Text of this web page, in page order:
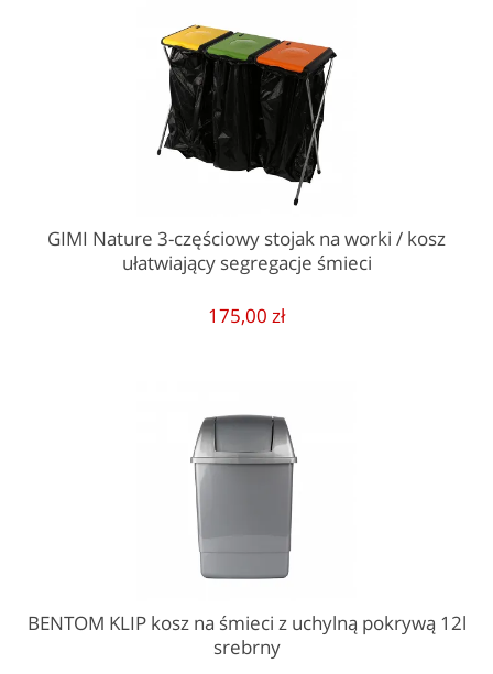
GIMI Nature 3-częściowy stojak na worki / kosz
ułatwiający segregacje śmieci
175,00 zł
BENTOM KLIP kosz na śmieci z uchylną pokrywą 12l
srebrny